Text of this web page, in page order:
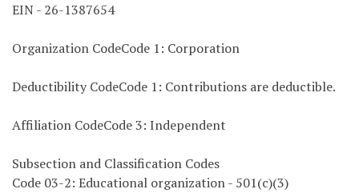
EIN - 26-1387654
Organization CodeCode 1: Corporation
Deductibility CodeCode 1: Contributions are deductible.
Affiliation CodeCode 3: Independent
Subsection and Classification Codes
Code 03-2: Educational organization - 501(c)(3)